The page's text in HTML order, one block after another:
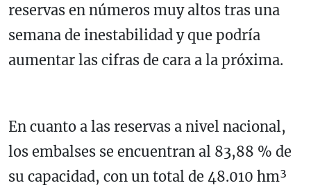
reservas en números muy altos tras una
semana de inestabilidad y que podría
aumentar las cifras de cara a la próxima.
En cuanto a las reservas a nivel nacional,
los embalses se encuentran al 83,88 % de
su capacidad, con un total de 48.010 hm³